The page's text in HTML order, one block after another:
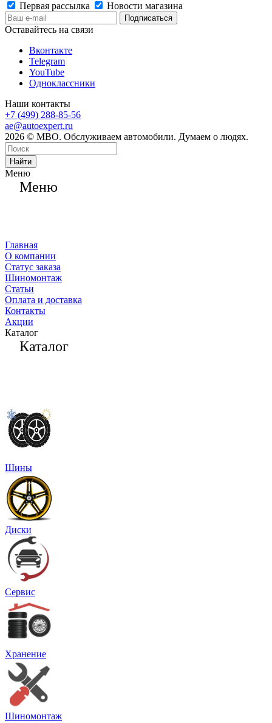
Первая рассылка
Новости магазина
Оставайтесь на связи
Вконтакте
Telegram
YouTube
Одноклассники
Наши контакты
+7 (499) 288-85-56
ae@autoexpert.ru
2026 © МВО. Обслуживаем автомобили. Думаем о людях.
Найти
Меню
Меню
Главная
О компании
Статус заказа
Шиномонтаж
Статьи
Оплата и доставка
Контакты
Акции
Каталог
Каталог
Шины
Диски
Сервис
Хранение
Шиномонтаж